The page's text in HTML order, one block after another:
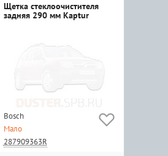
Щетка стеклоочистителя
задняя 290 мм Kaptur
Bosch
Мало
287909363R